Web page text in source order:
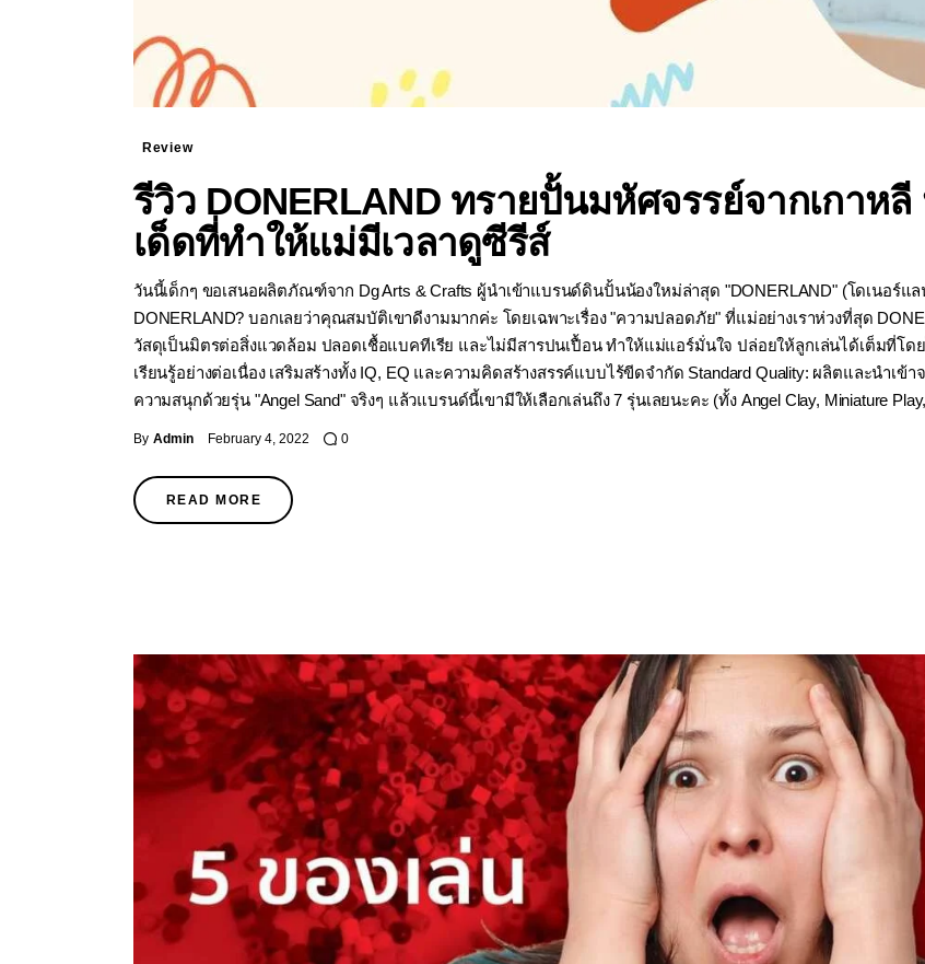
Review
รีวิว DONERLAND ทรายปั้นมหัศจรรย์จากเกาห
เด็ดที่ทำให้แม่มีเวลาดูซีรีส์
วันนี้เด็กๆ ขอเสนอผลิตภัณฑ์จาก Dg Arts & Crafts ผู้นำเข้าแบรนด์ดินปั้นน้องใหม่ล่าสุด "DONERLAND" (โดเนอร์แ
DONERLAND? บอกเลยว่าคุณสมบัติเขาดีงามมากค่ะ โดยเฉพาะเรื่อง "ความปลอดภัย" ที่แม่อย่างเราห่วงที่สุด
วัสดุเป็นมิตรต่อสิ่งแวดล้อม ปลอดเชื้อแบคทีเรีย และไม่มีสารปนเปื้อน ทำให้แม่แอร์มั่นใจ ปล่อยให้ลูกเล่นได้เต็มที่โดย
เรียนรู้อย่างต่อเนื่อง เสริมสร้างทั้ง IQ, EQ และความคิดสร้างสรรค์แบบไร้ขีดจำกัด Standard Quality: ผลิตและนำเข้
ความสนุกด้วยรุ่น "Angel Sand" จริงๆ แล้วแบรนด์นี้เขามีให้เลือกเล่นถึง 7 รุ่นเลยนะคะ (ทั้ง Angel Clay, Miniature
By Admin February 4, 2022 0
READ MORE